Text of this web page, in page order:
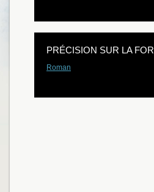
PRÉCISION SUR LA
Roman